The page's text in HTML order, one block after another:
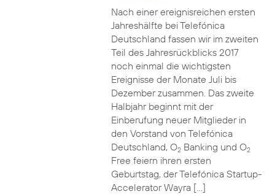
Nach einer ereignisreichen ersten
Jahreshälfte bei Telefónica
Deutschland fassen wir im zweiten
Teil des Jahresrückblicks 2017
noch einmal die wichtigsten
Ereignisse der Monate Juli bis
Dezember zusammen. Das zweite
Halbjahr beginnt mit der
Einberufung neuer Mitglieder in
den Vorstand von Telefónica
Deutschland, O2Banking und O2
Free feiern ihren ersten
Geburtstag, der Telefónica Startup-
Accelerator Wayra […]